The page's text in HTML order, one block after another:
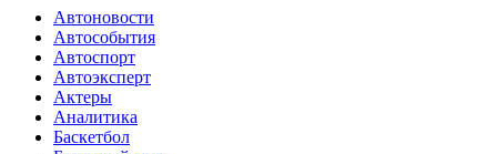
Автоновости
Автособытия
Автоспорт
Автоэксперт
Актеры
Аналитика
Баскетбол